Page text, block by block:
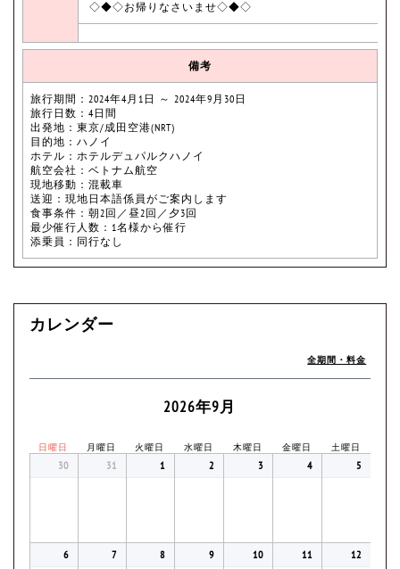
◇◆◇お帰りなさいませ◇◆◇
備考
旅行期間：2024年4月1日 ～ 2024年9月30日
旅行日数：4日間
出発地：東京/成田空港(NRT)
目的地：ハノイ
ホテル：ホテルデュパルクハノイ
航空会社：ベトナム航空
現地移動：混載車
送迎：現地日本語係員がご案内します
食事条件：朝2回／昼2回／夕3回
最少催行人数：1名様から催行
添乗員：同行なし
カレンダー
全期間・料金
2026年9月
日曜日 月曜日 火曜日 水曜日 木曜日 金曜日 土曜日
30 31 1 2 3 4 5
6 7 8 9 10 11 12